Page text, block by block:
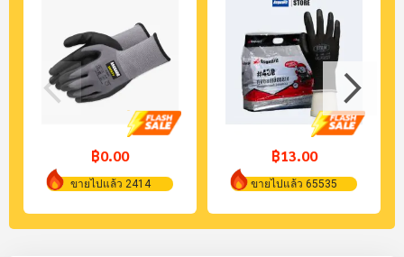
฿0.00
ขายไปแล้ว 2414
฿13.00
ขายไปแล้ว 65535